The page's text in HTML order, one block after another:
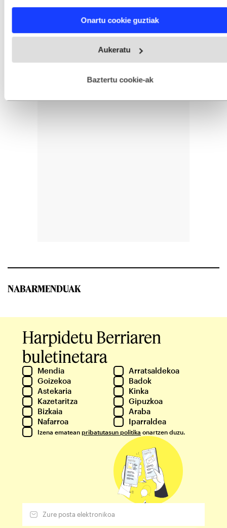
and set your preferences in thedetails section
fitxategiak erabiltzen ditu. Zure esperientzia eta zerbitzuak
esplizitua ematen diguzu.Gehiago irakurri
Onartu cookie guztiak
Aukeratu
Baztertu cookie-ak
NABARMENDUAK
Harpidetu Berriaren
buletinetara
Mendia
Arratsaldekoa
Goizekoa
Badok
Astekaria
Kinka
Kazetaritza
Gipuzkoa
Bizkaia
Araba
Nafarroa
Iparraldea
Izena ematean pribatutasun politika onartzen duzu.